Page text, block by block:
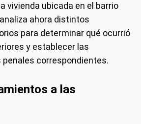
vivienda ubicada en el barrio
ahora distintos
para determinar qué ocurrió
y establecer las
correspondientes.
a las